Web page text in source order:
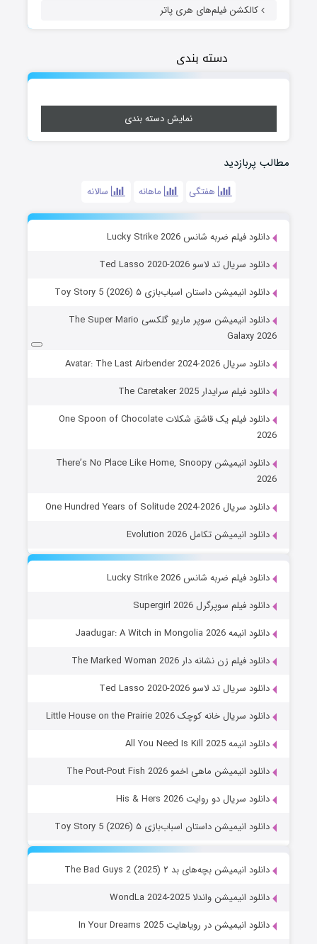
کالکشن فیلم‌های هری پاتر
دسته بندی
نمایش دسته بندی
مطالب پربازدید
هفتگی ماهانه سالانه
دانلود فیلم ضربه شانس Lucky Strike 2026
دانلود سریال تد لاسو Ted Lasso 2020-2026
دانلود انیمیشن داستان اسباب‌بازی ۵ Toy Story 5 (2026)
دانلود انیمیشن سوپر ماریو گلکسی The Super Mario
Galaxy 2026
دانلود سریال Avatar: The Last Airbender 2024-2026
دانلود فیلم سرایدار The Caretaker 2025
دانلود فیلم یک قاشق شکلات One Spoon of Chocolate
2026
دانلود انیمیشن There’s No Place Like Home, Snoopy
2026
دانلود سریال One Hundred Years of Solitude 2024-2026
دانلود انیمیشن تکامل Evolution 2026
دانلود فیلم ضربه شانس Lucky Strike 2026
دانلود فیلم سوپرگرل Supergirl 2026
دانلود انیمه Jaadugar: A Witch in Mongolia 2026
دانلود فیلم زن نشانه دار The Marked Woman 2026
دانلود سریال تد لاسو Ted Lasso 2020-2026
دانلود سریال خانه کوچک Little House on the Prairie 2026
دانلود انیمه All You Need Is Kill 2025
دانلود انیمیشن ماهی اخمو The Pout-Pout Fish 2026
دانلود سریال دو روایت His & Hers 2026
دانلود انیمیشن داستان اسباب‌بازی ۵ Toy Story 5 (2026)
دانلود انیمیشن بچه‌های بد ۲ The Bad Guys 2 (2025)
دانلود انیمیشن واندلا WondLa 2024-2025
دانلود انیمیشن در رویاهایت In Your Dreams 2025